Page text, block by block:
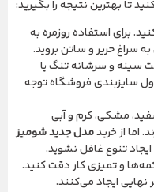
تا بهترین نتیجه را بگیرید:
برای استفاده روزمره به
سراغ حریر و ساتن بروید.
سینه و سرشانه تنگ یا
سایزبندی فروشگاه توجه
مشکی، کرم و آبی
اما از خریدمدل جدید شومیز
تنوع غافل نشوید.
و تمیزی کار دقت کنید.
ایجاد می‌کنند.